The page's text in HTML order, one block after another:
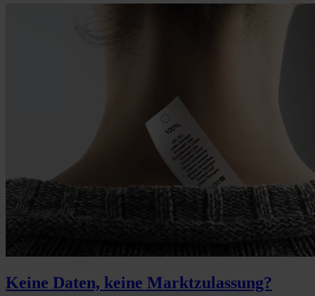
Keine Daten, keine Marktzulassung?